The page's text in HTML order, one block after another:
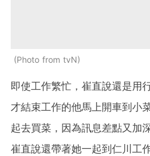
Photo from tvN
即使工作繁忙，崔直說還是用
才結束工作的他馬上開車到小
起去買菜，因為訊息差點又加
崔直說還帶著她一起到仁川工